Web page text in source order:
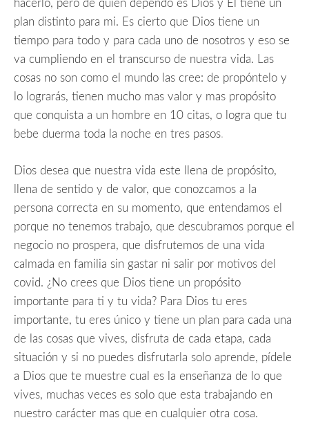
hacerlo, pero de quien dependo es Dios y Él tiene un
plan distinto para mi. Es cierto que Dios tiene un
tiempo para todo y para cada uno de nosotros y eso se
va cumpliendo en el transcurso de nuestra vida. Las
cosas no son como el mundo las cree: de propóntelo y
lo lograrás, tienen mucho mas valor y mas propósito
que conquista a un hombre en 10 citas, o logra que tu
bebe duerma toda la noche en tres pasos.
Dios desea que nuestra vida este llena de propósito,
llena de sentido y de valor, que conozcamos a la
persona correcta en su momento, que entendamos el
porque no tenemos trabajo, que descubramos porque el
negocio no prospera, que disfrutemos de una vida
calmada en familia sin gastar ni salir por motivos del
covid. ¿No crees que Dios tiene un propósito
importante para ti y tu vida? Para Dios tu eres
importante, tu eres único y tiene un plan para cada una
de las cosas que vives, disfruta de cada etapa, cada
situación y si no puedes disfrutarla solo aprende, pídele
a Dios que te muestre cual es la enseñanza de lo que
vives, muchas veces es solo que esta trabajando en
nuestro carácter mas que en cualquier otra cosa.